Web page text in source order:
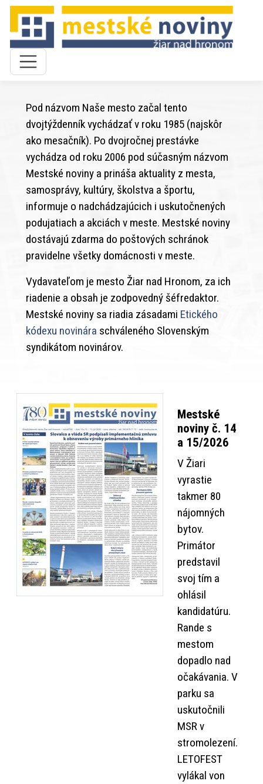
Pod názvom Naše mesto začal tento
dvojtýždenník vychádzať v roku 1985 (najskôr
ako mesačník). Po dvojročnej prestávke
vychádza od roku 2006 pod súčasným názvom
Mestské noviny a prináša aktuality z mesta,
samosprávy, kultúry, školstva a športu,
informuje o nadchádzajúcich i uskutočnených
podujatiach a akciách v meste. Mestské noviny
dostávajú zdarma do poštových schránok
pravidelne všetky domácnosti v meste.
Vydavateľom je mesto Žiar nad Hronom, za ich
riadenie a obsah je zodpovedný šéfredaktor.
Mestské noviny sa riadia zásadami Etického
kódexu novinára schváleného Slovenským
syndikátom novinárov.
Mestské
noviny č. 14
a 15/2026
V Žiari
vyrastie
takmer 80
nájomných
bytov.
Primátor
predstavil
svoj tím a
ohlásil
kandidatúru.
Rande s
mestom
dopadlo nad
očakávania. V
parku sa
uskutočnili
MSR v
stromolezení.
LETOFEST
vylákal von